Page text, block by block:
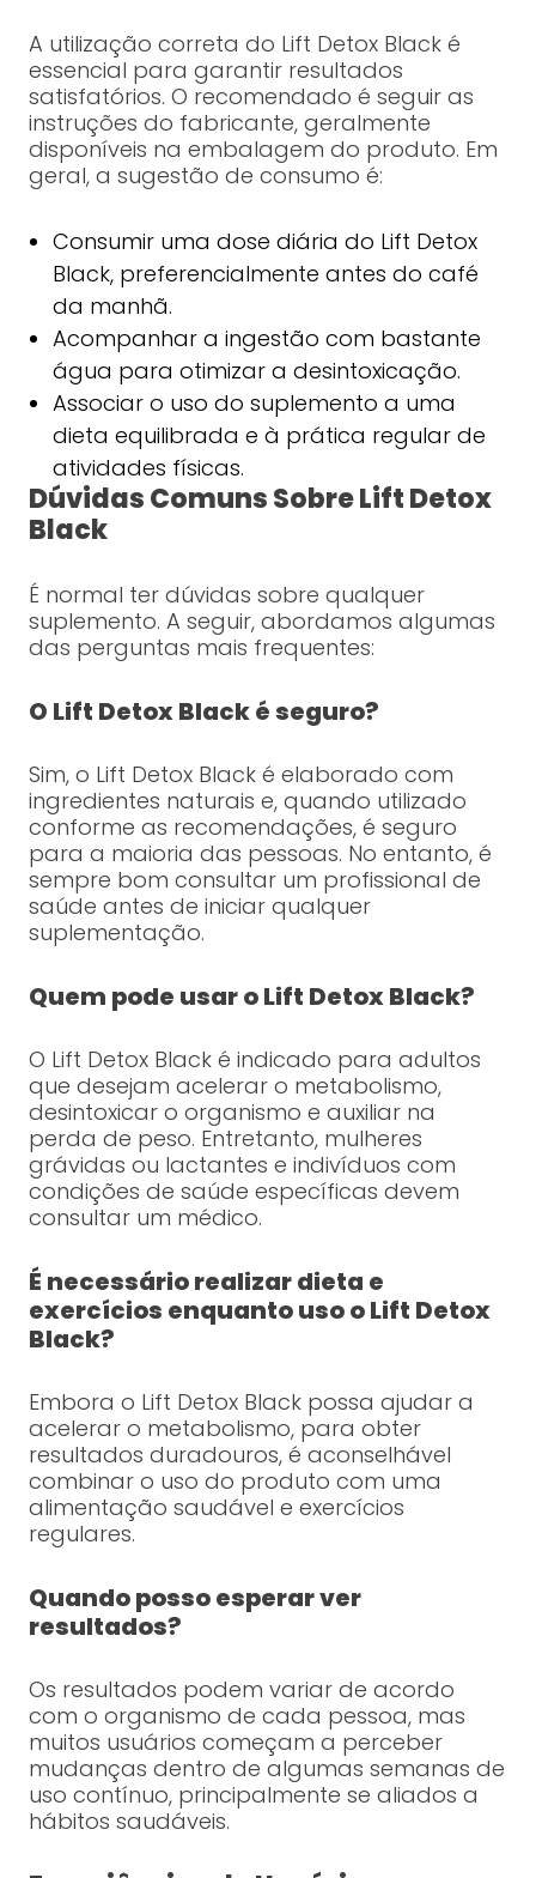
A utilização correta do Lift Detox Black é
essencial para garantir resultados
satisfatórios. O recomendado é seguir as
instruções do fabricante, geralmente
disponíveis na embalagem do produto. Em
geral, a sugestão de consumo é:
Consumir uma dose diária do Lift Detox
Black, preferencialmente antes do café
da manhã.
Acompanhar a ingestão com bastante
água para otimizar a desintoxicação.
Associar o uso do suplemento a uma
dieta equilibrada e à prática regular de
atividades físicas.
Dúvidas Comuns Sobre Lift Detox
Black
É normal ter dúvidas sobre qualquer
suplemento. A seguir, abordamos algumas
das perguntas mais frequentes:
O Lift Detox Black é seguro?
Sim, o Lift Detox Black é elaborado com
ingredientes naturais e, quando utilizado
conforme as recomendações, é seguro
para a maioria das pessoas. No entanto, é
sempre bom consultar um profissional de
saúde antes de iniciar qualquer
suplementação.
Quem pode usar o Lift Detox Black?
O Lift Detox Black é indicado para adultos
que desejam acelerar o metabolismo,
desintoxicar o organismo e auxiliar na
perda de peso. Entretanto, mulheres
grávidas ou lactantes e indivíduos com
condições de saúde específicas devem
consultar um médico.
É necessário realizar dieta e
exercícios enquanto uso o Lift Detox
Black?
Embora o Lift Detox Black possa ajudar a
acelerar o metabolismo, para obter
resultados duradouros, é aconselhável
combinar o uso do produto com uma
alimentação saudável e exercícios
regulares.
Quando posso esperar ver
resultados?
Os resultados podem variar de acordo
com o organismo de cada pessoa, mas
muitos usuários começam a perceber
mudanças dentro de algumas semanas de
uso contínuo, principalmente se aliados a
hábitos saudáveis.